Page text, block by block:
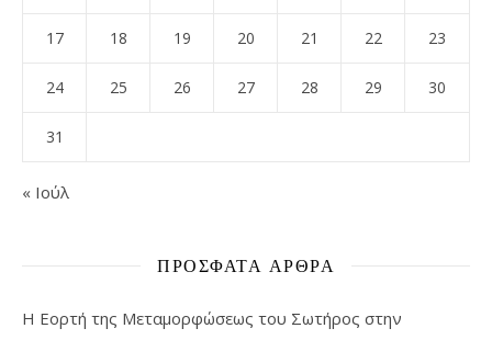
17 18 19 20 21 22 23
24 25 26 27 28 29 30
31
« Ιούλ
ΠΡΌΣΦΑΤΑ ΆΡΘΡΑ
Η Εορτή της Μεταμορφώσεως του Σωτήρος στην